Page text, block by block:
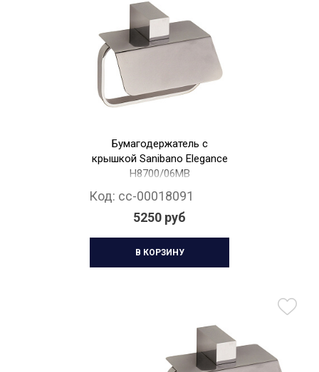
Бумагодержатель с
крышкой Sanibano Elegance
H8700/06MB
Код: cc-00018091
5250 руб
В КОРЗИНУ